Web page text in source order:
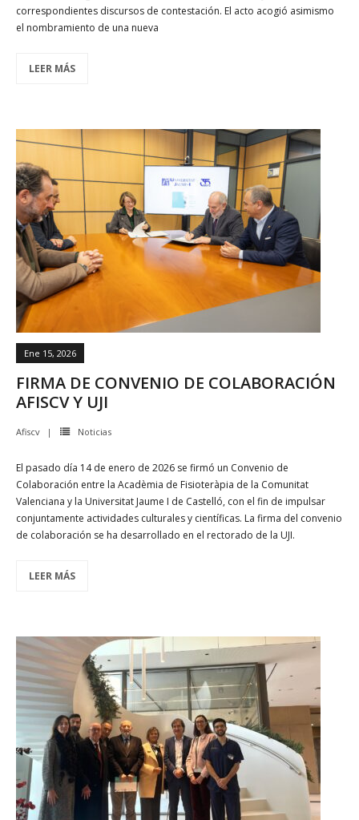
correspondientes discursos de contestación. El acto acogió asimismo
el nombramiento de una nueva
LEER MÁS
FIRMA DE CONVENIO DE COLABORACIÓN
AFISCV Y UJI
Ene 15, 2026
Afiscv Noticias
El pasado día 14 de enero de 2026 se firmó un Convenio de
Colaboración entre la Acadèmia de Fisioteràpia de la Comunitat
Valenciana y la Universitat Jaume I de Castelló, con el fin de impulsar
conjuntamente actividades culturales y científicas. La firma del convenio
de colaboración se ha desarrollado en el rectorado de la UJI.
LEER MÁS